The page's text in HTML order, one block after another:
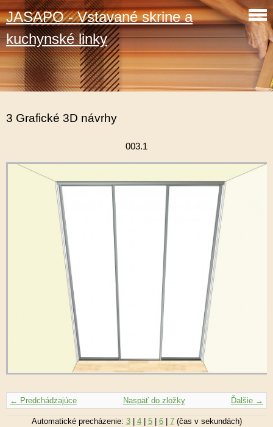
JASAPO - Vstavané skrine a
kuchynské linky
3 Grafické 3D návrhy
003.1
← Predchádzajúce Ďalšie →
Naspäť do zložky
Automatické precházenie: 3| 4| 5| 6| 7(čas v sekundách)